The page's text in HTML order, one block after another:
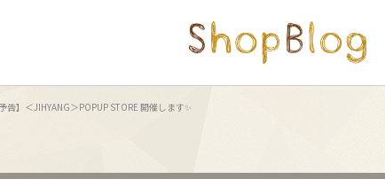
予告】＜JIHYANG＞POPUP STORE 開催します✨